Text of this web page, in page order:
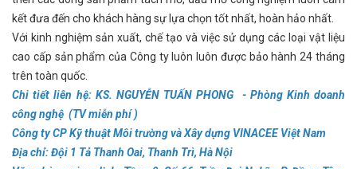
kết đưa đến cho khách hàng sự lựa chọn tốt nhất, hoàn hảo nhất.
Với kinh nghiệm sản xuất, chế tạo và việc sử dụng các loại vật liệu
cao cấp sản phẩm của Công ty luôn luôn được bảo hành 24 tháng
trên toàn quốc.
Chi tiết liên hệ: KS. NGUYỄN TUẤN PHONG - Phòng Kinh doanh
công nghệ (TV miễn phí )
Công ty CP Kỹ thuật Môi trường và Xây dựng VINACEE Việt Nam
Địa chỉ:Đội 1 Tả Thanh Oai, Thanh Trì, Hà Nội